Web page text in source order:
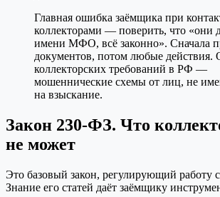
Главная ошибка заёмщика при
коллекторами — поверить, что «они
имени МФО, всё законно». Сначала
документов, потом любые действия.
коллекторских требований в РФ —
мошеннические схемы от лиц, не
на взыскание.
Закон 230-ФЗ. Что
не может
Это базовый закон, регулирующий работу
Знание его статей даёт заёмщику